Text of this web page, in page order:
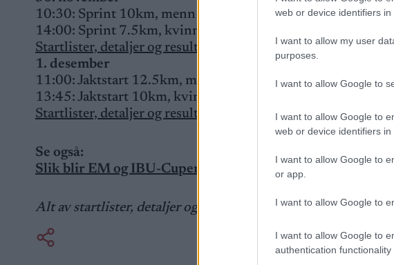
web or device identifiers in
I want to allow my user
purposes.
I want to allow Google to
I want to allow Google to
web or device identifiers in
I want to allow Google to
or app.
I want to allow Google to
I want to allow Google to
authentication
10:30: Sprint 10km, menn
14:00: Sprint 7.5km, kvinner
Startlister, detaljer og resultater
1. desember
11:00: Jaktstart 12.5km, menn
13:45: Jaktstart 10km, kvinner
Startlister, detaljer og resultater
Se også:
Slik blir EM og IBU-Cupen 2024/25
Alt av startlister, detaljer og resultater finner du i seksjonen «